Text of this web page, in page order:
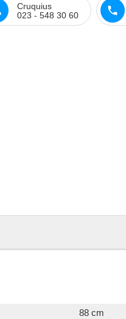
Cruquius
023 - 548 30 60
88 cm